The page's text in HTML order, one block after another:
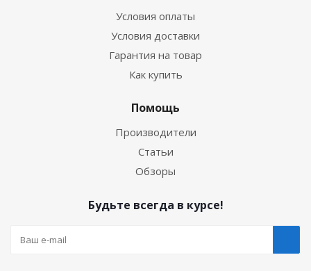
Условия оплаты
Условия доставки
Гарантия на товар
Как купить
Помощь
Производители
Статьи
Обзоры
Будьте всегда в курсе!